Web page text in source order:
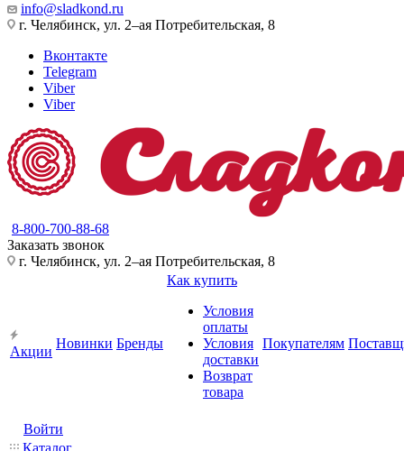
info@sladkond.ru
г. Челябинск, ул. 2–ая Потребительская, 8
Вконтакте
Telegram
Viber
Viber
8-800-700-88-68
Заказать звонок
г. Челябинск, ул. 2–ая Потребительская, 8
Акции
Новинки Бренды
Как купить
Условия
оплаты
Условия
доставки
Возврат
товара
Покупателям
Войти
Каталог